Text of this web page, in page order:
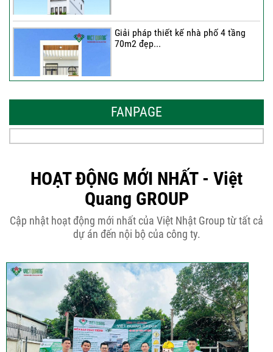
Giải pháp thiết kế nhà phố 4 tầng
70m2 đẹp...
đẹp, sang...
50m2...
Những điều cần biết khi thiết kế nhà
phố 5...
Cập nhật xu thế thiết kế nhà phố 5
tầng...
Các thiết kế nhà phố 2 tầng 110m2
FANPAGE
HOẠT ĐỘNG MỚI NHẤT - Việt
Quang GROUP
Cập nhật hoạt động mới nhất của Việt Nhật Group từ tất cả
dự án đến nội bộ của công ty.